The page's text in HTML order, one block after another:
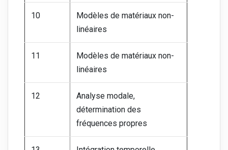
10
Modèles de matériaux non-
linéaires
11
Modèles de matériaux non-
linéaires
12
Analyse modale,
détermination des
fréquences propres